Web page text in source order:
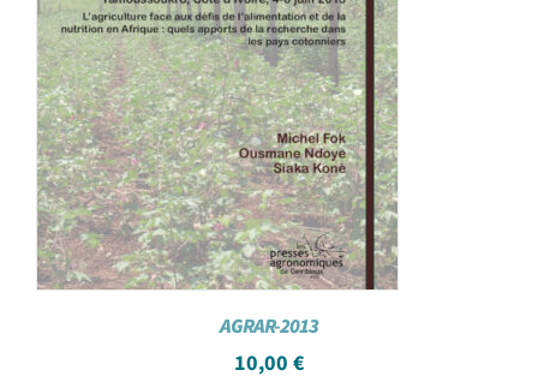
AGRAR-2013
10,00 €